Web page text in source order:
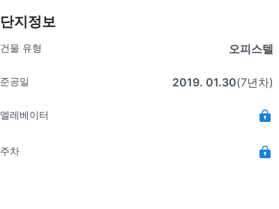
단지정보
건물 유형 오피스텔
준공일 2019. 01.30(7년차)
엘레베이터
주차